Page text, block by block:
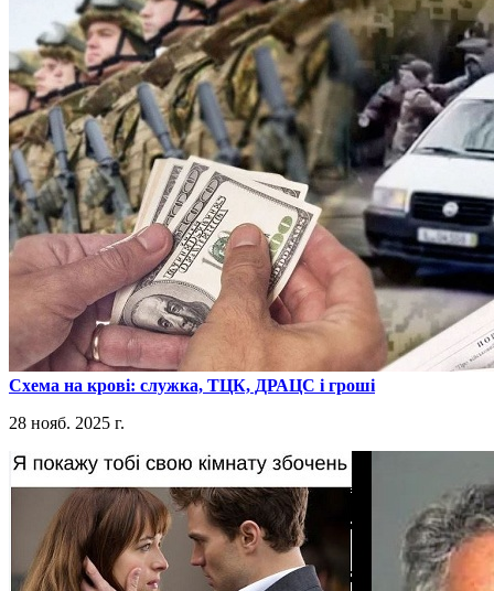
​Схема на крові: служка, ТЦК, ДРАЦС і гроші
28 нояб. 2025 г.